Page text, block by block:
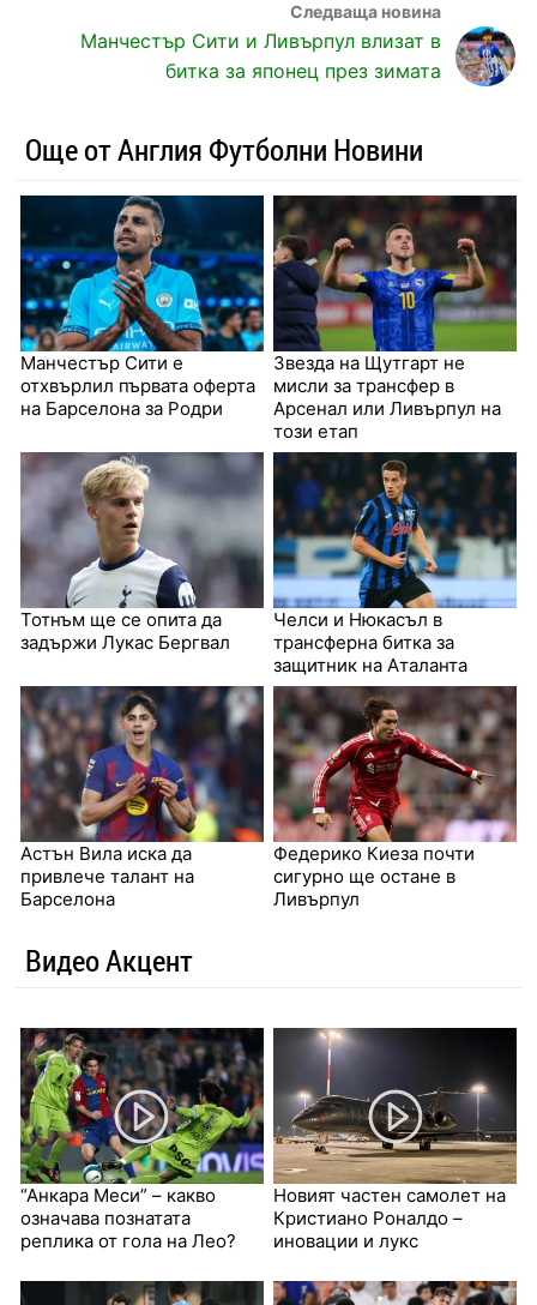
Манчестър Сити и Ливърпул влизат в
битка за японец през зимата
Още от Англия Футболни Новини
Манчестър Сити е
отхвърлил първата оферта
на Барселона за Родри
Звезда на Щутгарт не
мисли за трансфер в
Арсенал или Ливърпул на
този етап
Тотнъм ще се опита да
задържи Лукас Бергвал
Челси и Нюкасъл в
трансферна битка за
защитник на Аталанта
Астън Вила иска да
привлече талант на
Барселона
Федерико Киеза почти
сигурно ще остане в
Ливърпул
Видео Акцент
“Анкара Меси” – какво
означава познатата
реплика от гола на Лео?
Новият частен самолет на
Кристиано Роналдо –
иновации и лукс